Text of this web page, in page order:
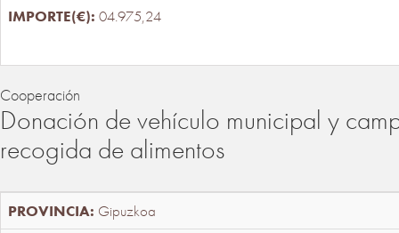
04.975,24
Cooperación
Donación de vehículo municipal y
recogida de alimentos
Gipuzkoa